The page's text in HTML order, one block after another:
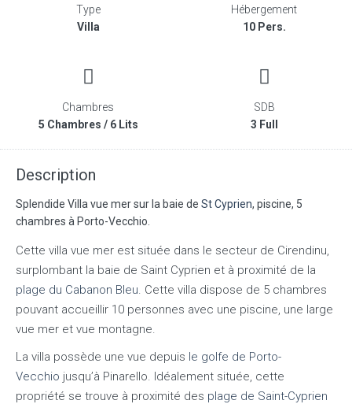
Type
Villa
Hébergement
10 Pers.
Chambres
5 Chambres / 6 Lits
SDB
3 Full
Description
Splendide Villa vue mer sur la baie de St Cyprien, piscine, 5
chambres à Porto-Vecchio.
Cette villa vue mer est située dans le secteur de Cirendinu,
surplombant la baie de Saint Cyprien et à proximité de la
plage du Cabanon Bleu. Cette villa dispose de 5 chambres
pouvant accueillir 10 personnes avec une piscine, une large
vue mer et vue montagne.
La villa possède une vue depuis le golfe de Porto-
Vecchio jusqu’à Pinarello. Idéalement située, cette
propriété se trouve à proximité des plage de Saint-Cyprien